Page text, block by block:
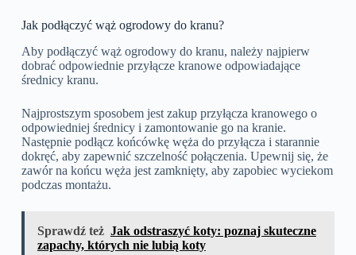
Jak podłączyć wąż ogrodowy do kranu?
Aby podłączyć wąż ogrodowy do kranu, należy najpierw
dobrać odpowiednie przyłącze kranowe odpowiadające
średnicy kranu.
Najprostszym sposobem jest zakup przyłącza kranowego o
odpowiedniej średnicy i zamontowanie go na kranie.
Następnie podłącz końcówkę węża do przyłącza i starannie
dokręć, aby zapewnić szczelność połączenia. Upewnij się, że
zawór na końcu węża jest zamknięty, aby zapobiec wyciekom
podczas montażu.
Sprawdź też Jak odstraszyć koty: poznaj skuteczne
zapachy, których nie lubią koty